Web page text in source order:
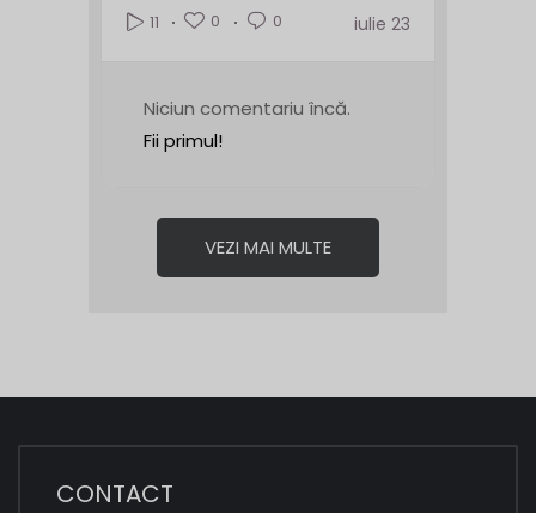
11
0 0 iulie 23
Niciun comentariu încă.
Fii primul!
VEZI MAI MULTE
CONTACT